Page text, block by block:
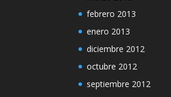
febrero 2013
enero 2013
diciembre 2012
octubre 2012
septiembre 2012